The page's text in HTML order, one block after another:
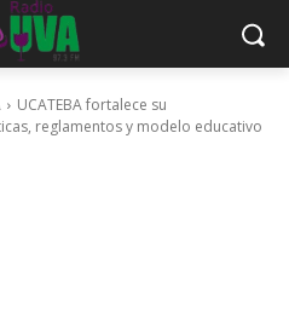
UCATEBA fortalece su
reglamentos y modelo educativo